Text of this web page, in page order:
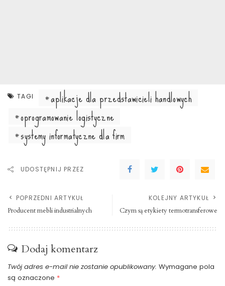
TAGI
aplikacje dla przedstawicieli handlowych
oprogramowanie logistyczne
systemy informatyczne dla firm
UDOSTĘPNIJ PRZEZ
POPRZEDNI ARTYKUŁ
Producent mebli industrialnych
KOLEJNY ARTYKUŁ
Czym są etykiety termotransferowe
Dodaj komentarz
Twój adres e-mail nie zostanie opublikowany. Wymagane pola
są oznaczone *